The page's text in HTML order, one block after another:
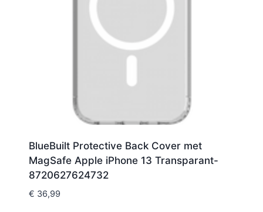
BlueBuilt Protective Back Cover met
MagSafe Apple iPhone 13 Transparant-
8720627624732
€ 36,99